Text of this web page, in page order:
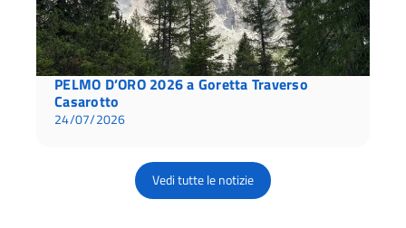
PELMO D’ORO 2026 a Goretta Traverso
Casarotto
24/07/2026
Vedi tutte le notizie